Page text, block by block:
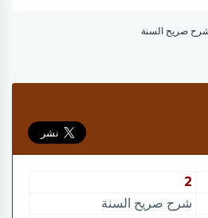
صريح السنة
2
شرح صريح السنة